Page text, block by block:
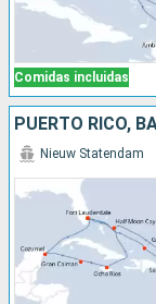
Comidas incluidas
Nieuw Statendam